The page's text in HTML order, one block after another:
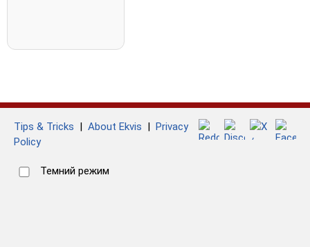
Tips & Tricks | About Ekvis | Privacy
Policy
Темний режим